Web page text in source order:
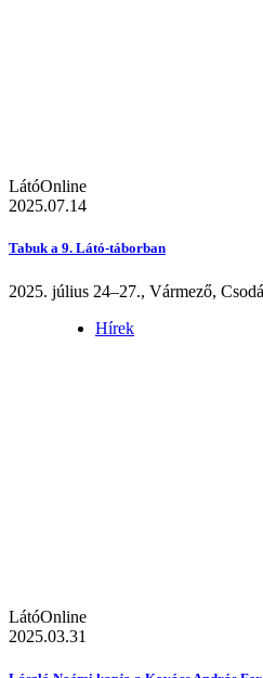
LátóOnline
2025.07.14
Tabuk a 9. Látó-táborban
2025. július 24–27., Vármező,
Hírek
LátóOnline
2025.03.31